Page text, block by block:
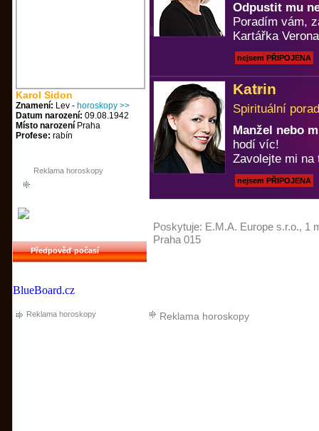
Karol Sidon
Znamení: Lev - horoskopy >>
Datum narození: 09.08.1942
Místo narození Praha
Profese: rabín
Reklama horoskopy
Předpověď počasí
BlueBoard.cz
Reklama horoskopy
Odpustit mu
Poradím vám,
Kartářka Verona
nejsem PŘIPOJENA
Katrin
Spirituální
Manžel nebo
hodí víc!
Zavolejte mi
nejsem PŘIPOJENA
Poskytuje: E.M.A. Europe s.r.o., 1
Praha 015
Reklama horoskopy